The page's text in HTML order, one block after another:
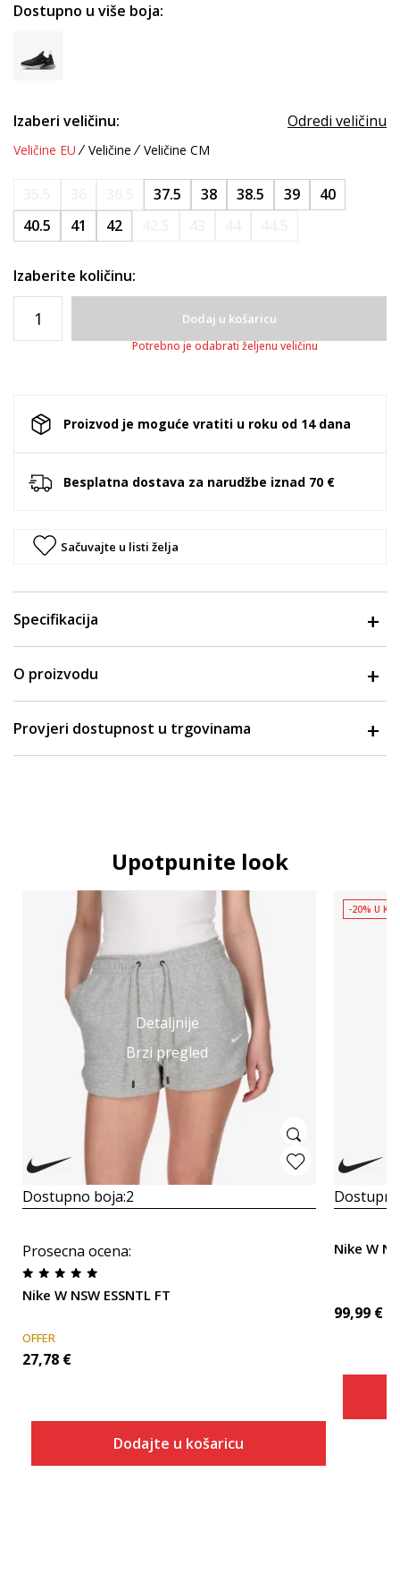
Dostupno u više boja:
Izaberi veličinu: Odredi veličinu
Veličine EU Veličine Veličine CM
37.5 38 38.5 39
40
40.5
41 42
Izaberite količinu:
Dodaj u košaricu
Potrebno je odabrati željenu veličinu
Proizvod je moguće vratiti u roku od 14 dana
Besplatna dostava za narudžbe iznad 70 €
Sačuvajte u listi želja
Specifikacija
O proizvodu
Provjeri dostupnost u trgovinama
Upotpunite look
Detaljnije
Brzi pregled
Dostupno boja:2
Prosecna ocena:
Nike W NSW ESSNTL FT
OFFER
27,78 €
Dodajte u košaricu
-20% U
Nike W
99,99 €